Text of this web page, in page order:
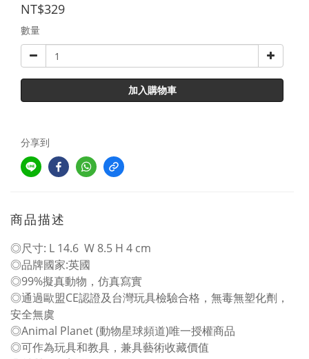
NT$329
數量
加入購物車
分享到
商品描述
◎尺寸: L 14.6 W 8.5 H 4 cm
◎品牌國家:英國
◎99%擬真動物，仿真寫實
◎通過歐盟CE認證及台灣玩具檢驗合格，無毒無塑化劑，
安全無虞
◎Animal Planet (動物星球頻道)唯一授權商品
◎可作為玩具和教具，兼具藝術收藏價值